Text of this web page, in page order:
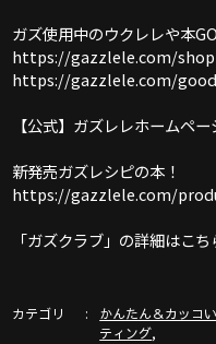
ガズ使用中のウクレレや本
https://gazzlele.com/shop
https://gazzlele.com/
【公式】ガズレレホーム
新発売ガズレシピの本！
https://gazzlele.com/
「ガズクラブ」の詳細はこ
「ガズレレ大学」の詳細は
カテゴリ かんたん＆カッコい
ティング,